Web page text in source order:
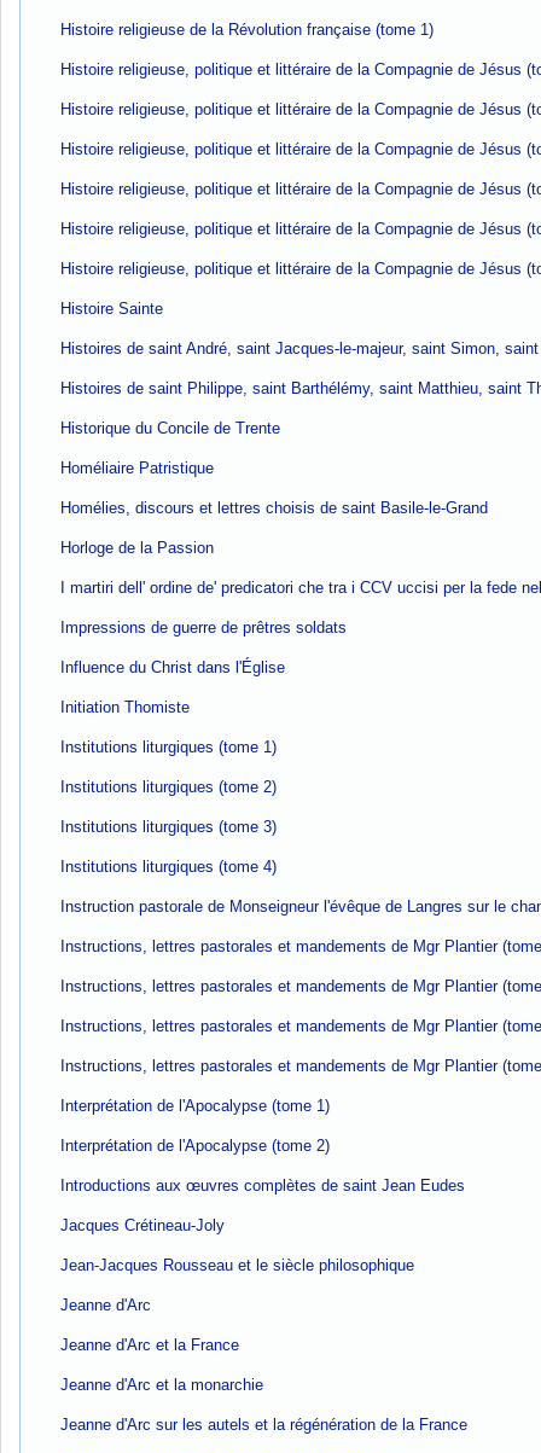
Histoire religieuse de la Révolution française (tome 1)
Histoire religieuse, politique et littéraire de la Compagnie de Jésus
Histoire religieuse, politique et littéraire de la Compagnie de Jésus
Histoire religieuse, politique et littéraire de la Compagnie de Jésus
Histoire religieuse, politique et littéraire de la Compagnie de Jésus
Histoire religieuse, politique et littéraire de la Compagnie de Jésus
Histoire religieuse, politique et littéraire de la Compagnie de Jésus
Histoire Sainte
Histoires de saint André, saint Jacques-le-majeur, saint Simon,
Histoires de saint Philippe, saint Barthélémy, saint Matthieu, saint
Historique du Concile de Trente
Homéliaire Patristique
Homélies, discours et lettres choisis de saint Basile-le-Grand
Horloge de la Passion
I martiri dell' ordine de' predicatori che tra i CCV uccisi per la fede
Impressions de guerre de prêtres soldats
Influence du Christ dans l'Église
Initiation Thomiste
Institutions liturgiques (tome 1)
Institutions liturgiques (tome 2)
Institutions liturgiques (tome 3)
Institutions liturgiques (tome 4)
Instruction pastorale de Monseigneur l'évêque de Langres sur le
Instructions, lettres pastorales et mandements de Mgr Plantier
Instructions, lettres pastorales et mandements de Mgr Plantier
Instructions, lettres pastorales et mandements de Mgr Plantier
Instructions, lettres pastorales et mandements de Mgr Plantier
Interprétation de l'Apocalypse (tome 1)
Interprétation de l'Apocalypse (tome 2)
Introductions aux œuvres complètes de saint Jean Eudes
Jacques Crétineau-Joly
Jean-Jacques Rousseau et le siècle philosophique
Jeanne d'Arc
Jeanne d'Arc et la France
Jeanne d'Arc et la monarchie
Jeanne d'Arc sur les autels et la régénération de la France